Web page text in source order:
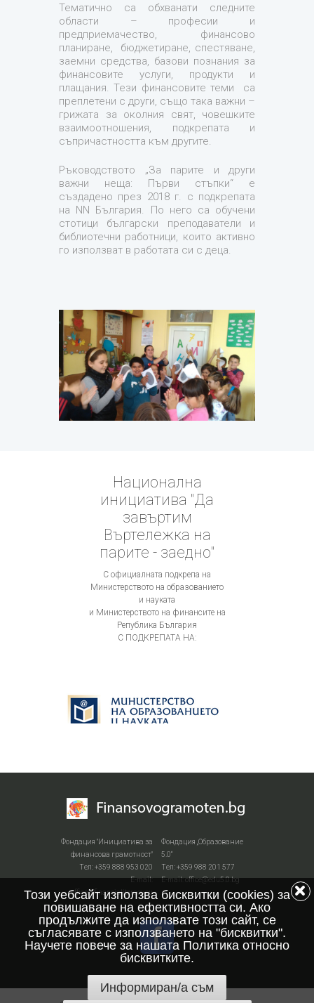
Тематично са обхванати следните
области – професии и
предприемачество, финансово
планиране, бюджетиране, спестяване,
заемни средства, базови познания за
финансовите услуги, продукти и
плащания. Тези финансовите теми са
преплетени с други, също така важни –
грижата за околния свят, човешките
взаимоотношения, подкрепата и
съпричастността към другите.
Ръководството „За парите и други
важни неща: Първи стъпки“ е
създадено през 2018 г. с подкрепата
на NN България. По него са обучени
стотици български преподаватели и
библиотечни работници, които активно
го използват в работата си с деца.
Национална
инициатива "Да
завъртим
Въртележка на
парите - заедно"
С официалната подкрепа на
Министерството на образованието
и науката
и Министерството на финансите на
Република България
С ПОДКРЕПАТА НА:
Фондация „Образование
5.0“
Тел: +359 988 201 577
Е-mail: office@edu5.0.bg
Фондация "Инициатива за
финансова грамотност"
Тел: +359 888 953 020
Е-mail:
office@financialiteracy.eu
Този уебсайт използва бисквитки (cookies) за
повишаване на ефективността си. Ако
продължите да използвате този сайт, се
съгласявате с използването на "бисквитки".
Научете повече за нашата Политика относно
бисквитките.
Информиран/а съм